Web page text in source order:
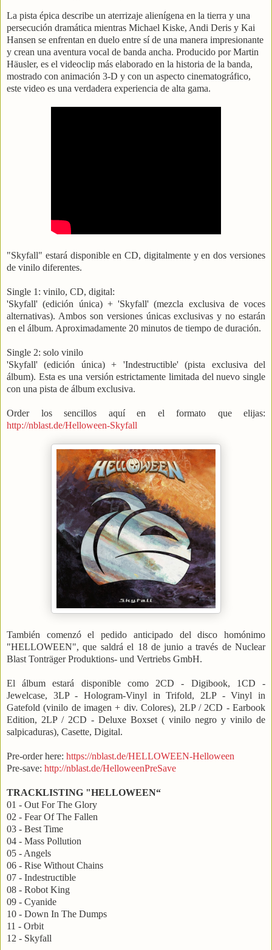
La pista épica describe un aterrizaje alienígena en la tierra y una
persecución dramática mientras Michael Kiske, Andi Deris y Kai
Hansen se enfrentan en duelo entre sí de una manera impresionante
y crean una aventura vocal de banda ancha. Producido por Martin
Häusler, es el videoclip más elaborado en la historia de la banda,
mostrado con animación 3-D y con un aspecto cinematográfico,
este video es una verdadera experiencia de alta gama.
"Skyfall" estará disponible en CD, digitalmente y en dos versiones
de vinilo diferentes.
Single 1: vinilo, CD, digital:
'Skyfall' (edición única) + 'Skyfall' (mezcla exclusiva de voces
alternativas). Ambos son versiones únicas exclusivas y no estarán
en el álbum. Aproximadamente 20 minutos de tiempo de duración.
Single 2: solo vinilo
'Skyfall' (edición única) + 'Indestructible' (pista exclusiva del
álbum). Esta es una versión estrictamente limitada del nuevo single
con una pista de álbum exclusiva.
Order los sencillos aquí en el formato que elijas:
http://nblast.de/Helloween-Skyfall
También comenzó el pedido anticipado del disco homónimo
"HELLOWEEN", que saldrá el 18 de junio a través de Nuclear
Blast Tonträger Produktions- und Vertriebs GmbH.
El álbum estará disponible como 2CD - Digibook, 1CD -
Jewelcase, 3LP - Hologram-Vinyl in Trifold, 2LP - Vinyl in
Gatefold (vinilo de imagen + div. Colores), 2LP / 2CD - Earbook
Edition, 2LP / 2CD - Deluxe Boxset ( vinilo negro y vinilo de
salpicaduras), Casette, Digital.
Pre-order here: https://nblast.de/HELLOWEEN-Helloween
Pre-save: http://nblast.de/HelloweenPreSave
TRACKLISTING "HELLOWEEN“
01 - Out For The Glory
02 - Fear Of The Fallen
03 - Best Time
04 - Mass Pollution
05 - Angels
06 - Rise Without Chains
07 - Indestructible
08 - Robot King
09 - Cyanide
10 - Down In The Dumps
11 - Orbit
12 - Skyfall